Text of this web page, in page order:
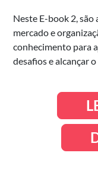
Neste E-book 2,
mercado e
conhecimento para
desafios e alcançar o